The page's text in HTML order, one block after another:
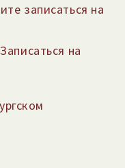
записаться на
Записаться на